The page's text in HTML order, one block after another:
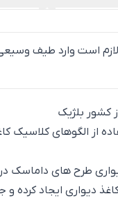
کلاسیک کاغذ دیواری
طرح های داماسک
دیواری ایجاد کرده